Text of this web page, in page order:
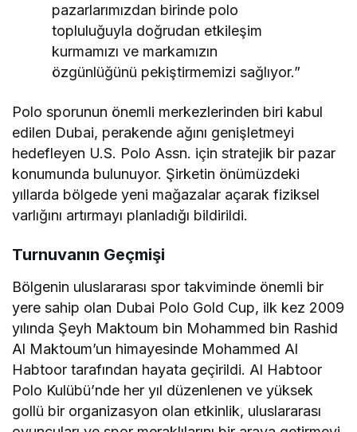
pazarlarımızdan birinde polo
topluluğuyla doğrudan etkileşim
kurmamızı ve markamızın
özgünlüğünü pekiştirmemizi sağlıyor.”
Polo sporunun önemli merkezlerinden biri kabul
edilen Dubai, perakende ağını genişletmeyi
hedefleyen U.S. Polo Assn. için stratejik bir pazar
konumunda bulunuyor. Şirketin önümüzdeki
yıllarda bölgede yeni mağazalar açarak fiziksel
varlığını artırmayı planladığı bildirildi.
Turnuvanın Geçmişi
Bölgenin uluslararası spor takviminde önemli bir
yere sahip olan Dubai Polo Gold Cup, ilk kez 2009
yılında Şeyh Maktoum bin Mohammed bin Rashid
Al Maktoum’un himayesinde Mohammed Al
Habtoor tarafından hayata geçirildi. Al Habtoor
Polo Kulübü’nde her yıl düzenlenen ve yüksek
gollü bir organizasyon olan etkinlik, uluslararası